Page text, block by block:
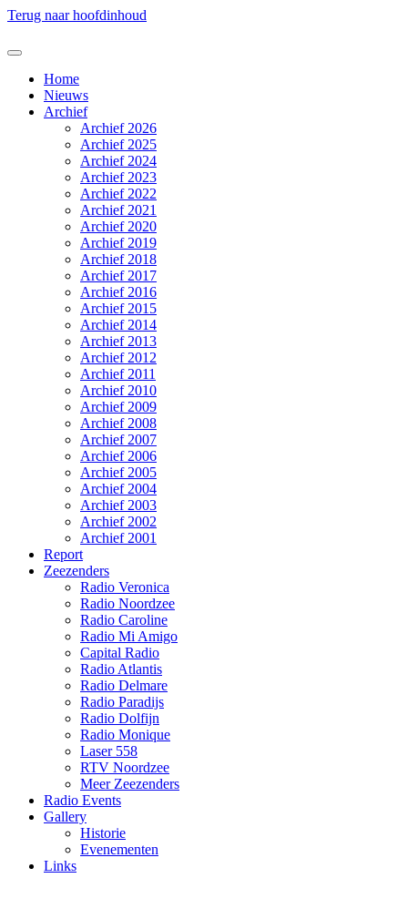
Terug naar hoofdinhoud
Home
Nieuws
Archief
Archief 2026
Archief 2025
Archief 2024
Archief 2023
Archief 2022
Archief 2021
Archief 2020
Archief 2019
Archief 2018
Archief 2017
Archief 2016
Archief 2015
Archief 2014
Archief 2013
Archief 2012
Archief 2011
Archief 2010
Archief 2009
Archief 2008
Archief 2007
Archief 2006
Archief 2005
Archief 2004
Archief 2003
Archief 2002
Archief 2001
Report
Zeezenders
Radio Veronica
Radio Noordzee
Radio Caroline
Radio Mi Amigo
Capital Radio
Radio Atlantis
Radio Delmare
Radio Paradijs
Radio Dolfijn
Radio Monique
Laser 558
RTV Noordzee
Meer Zeezenders
Radio Events
Gallery
Historie
Evenementen
Links